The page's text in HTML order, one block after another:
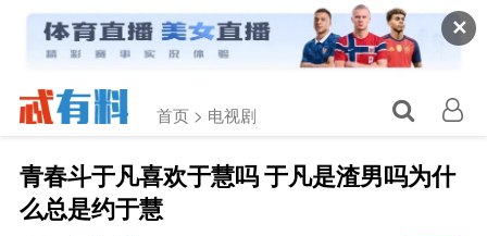
✕
首页 > 电视剧
青春斗于凡喜欢于慧吗 于凡是渣男吗为什
么总是约于慧